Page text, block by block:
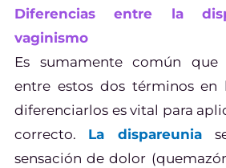
Diferencias entre la
vaginismo
Es sumamente común que
entre estos dos términos en
diferenciarlos es vital para
correcto. La dispareunia
sensación de dolor